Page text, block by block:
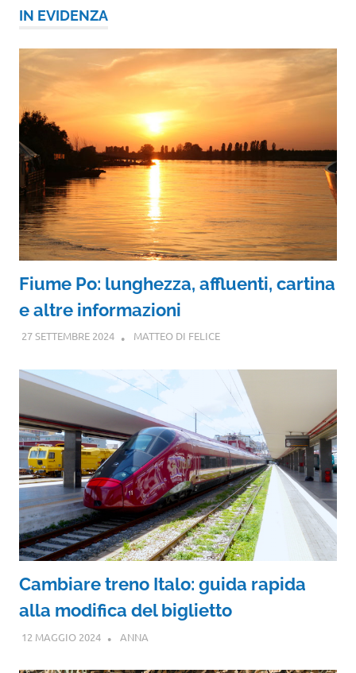
IN EVIDENZA
Fiume Po: lunghezza, affluenti, cartina
e altre informazioni
27 SETTEMBRE 2024 MATTEO DI FELICE
Cambiare treno Italo: guida rapida
alla modifica del biglietto
12 MAGGIO 2024 ANNA